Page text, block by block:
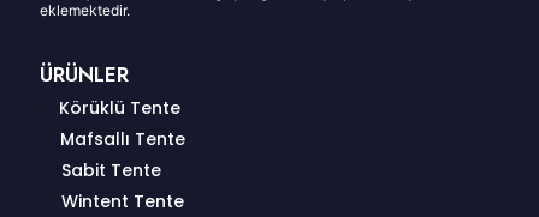
eklemektedir.
ÜRÜNLER
Körüklü Tente
Mafsallı Tente
Sabit Tente
Wintent Tente